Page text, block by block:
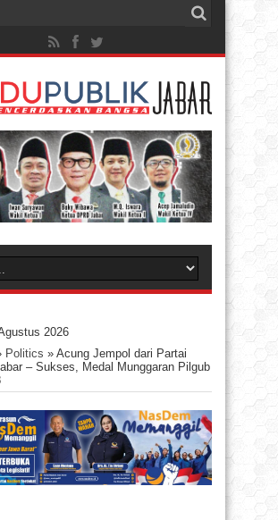
2026
Politics » Acung Jempol dari Partai
– Sukses, Medal Munggaran Pilgub